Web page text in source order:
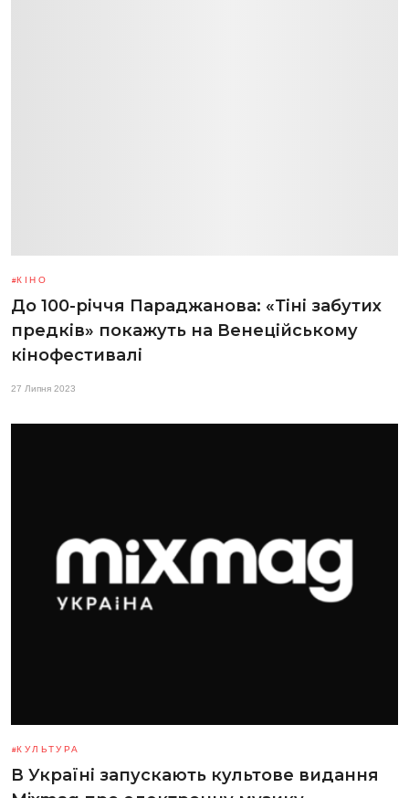
КІНО
До 100-річчя Параджанова: «Тіні забутих
предків» покажуть на Венеційському
кінофестивалі
27 Липня 2023
КУЛЬТУРА
В Україні запускають культове видання